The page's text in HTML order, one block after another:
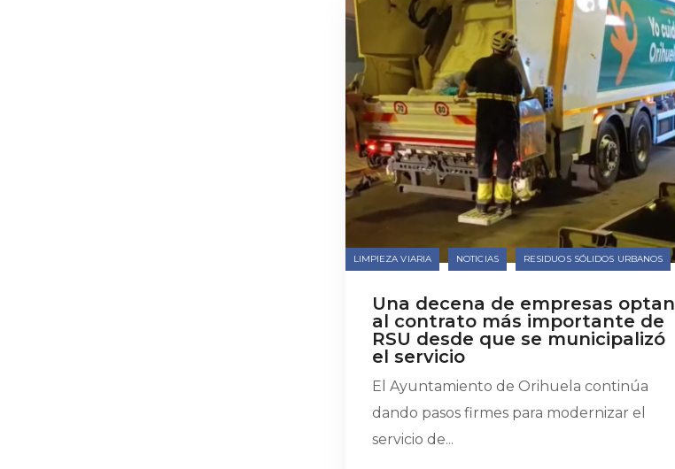
LIMPIEZA VIARIA NOTICIAS RESIDUOS SÓLIDOS URBANOS
Una decena de empresas optan
al contrato más importante de
RSU desde que se municipalizó
el servicio
El Ayuntamiento de Orihuela continúa
dando pasos firmes para modernizar el
servicio de...